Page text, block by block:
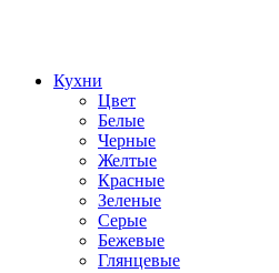
Кухни
Цвет
Белые
Черные
Желтые
Красные
Зеленые
Серые
Бежевые
Глянцевые